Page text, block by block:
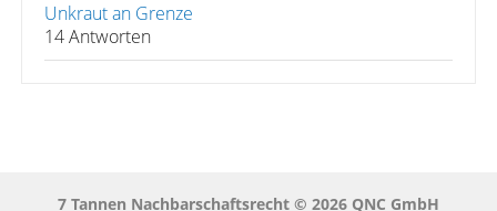
Unkraut an Grenze
14 Antworten
7 Tannen Nachbarschaftsrecht © 2026 QNC GmbH